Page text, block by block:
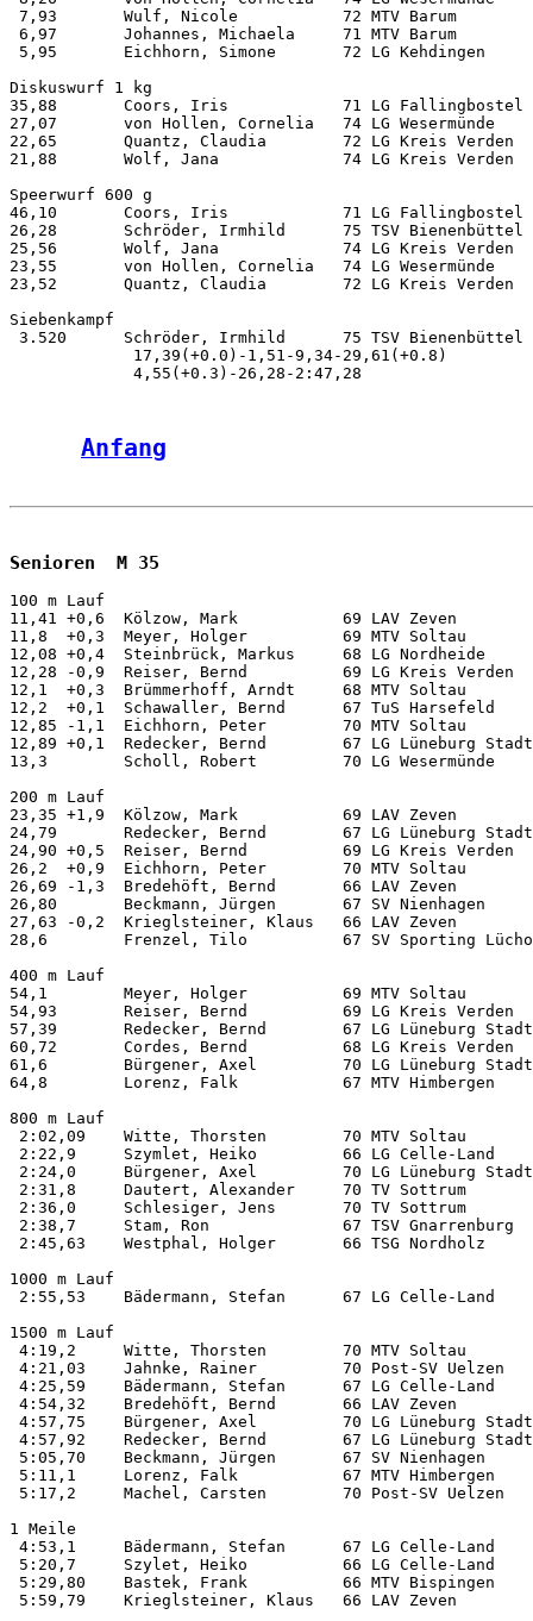
7,93       Wulf, Nicole           72 MTV Barum
6,97       Johannes, Michaela     71 MTV Barum
5,95       Eichhorn, Simone       72 LG
Diskuswurf 1 kg
35,88       Coors, Iris            71 LG
27,07       von Hollen, Cornelia   74 LG
22,65       Quantz, Claudia        72 LG Kreis
21,88       Wolf, Jana             74 LG Kreis Verden
Speerwurf 600 g
46,10       Coors, Iris            71 LG
26,28       Schröder, Irmhild      75 TSV
25,56       Wolf, Jana             74 LG Kreis
23,55       von Hollen, Cornelia   74 LG
23,52       Quantz, Claudia        72 LG Kreis
Siebenkampf
3.520      Schröder, Irmhild      75 TSV
17,39(+0.0)-1,51-9,34-29,61(+0.8)
Anfang
Senioren  M 35
100 m Lauf          
11,41 +0,6  Kölzow, Mark           69 LAV Zeven              Schweinfurt        09.07.
11,8  +0,3  Meyer, Holger          69 MTV Soltau             Soltau             03.09.
12,08 +0,4  Steinbrück, Markus     68 LG Nordheide           Soltau             17.09.
12,28 -0,9  Reiser, Bernd          69 LG Kreis Verden        Langen             28.08.
12,1  +0,3  Brümmerhoff, Arndt     68 MTV Soltau             Soltau             03.09.
12,2  +0,1  Schawaller, Bernd      67 TuS Harsefeld          Harsefeld          19.06.
12,85 -1,1  Eichhorn, Peter        70 MTV Soltau             Celle              26.06.
12,89 +0,1  Redecker, Bernd        67 LG Lüneburg Stadt-Land Winsen/Luhe        03.09.
13,3        Scholl, Robert         70 LG Wesermünde          Stinstedt          21.08.

200 m Lauf          
23,35 +1,9  Kölzow, Mark           69 LAV Zeven              Schweinfurt        10.07.
24,79       Redecker, Bernd        67 LG Lüneburg Stadt-Land Hofgeismar         18.06.
24,90 +0,5  Reiser, Bernd          69 LG Kreis Verden        Langen             28.08.
26,2  +0,9  Eichhorn, Peter        70 MTV Soltau             Soltau             11.06.
26,69 -1,3  Bredehöft, Bernd       66 LAV Zeven              Osnabrück          18.09.
26,80       Beckmann, Jürgen       67 SV Nienhagen           Nienhagen          20.08.
27,63 -0,2  Krieglsteiner, Klaus   66 LAV Zeven              Osnabrück          18.09.
28,6        Frenzel, Tilo          67 SV Sporting Lüchow     Dannenberg         25.05.

400 m Lauf          
54,1        Meyer, Holger          69 MTV Soltau             Soltau             03.09.
54,93       Reiser, Bernd          69 LG Kreis Verden        Langen             28.08.
57,39       Redecker, Bernd        67 LG Lüneburg Stadt-Land Winsen/Luhe        03.09.
60,72       Cordes, Bernd          68 LG Kreis Verden        Verden             27.08.
61,6        Bürgener, Axel         70 LG Lüneburg Stadt-Land Hohnstorf          23.09.
64,8        Lorenz, Falk           67 MTV Himbergen          Suderburg          28.08.

800 m Lauf          
 2:02,09    Witte, Thorsten        70 MTV Soltau             Wunstorf           05.06.
 2:22,9     Szymlet, Heiko         66 LG Celle-Land          Unterlüß           20.05.
 2:24,0     Bürgener, Axel         70 LG Lüneburg Stadt-Land HH-Neugraben       01.09.
 2:31,8     Dautert, Alexander     70 TV Sottrum             Sottrum            14.07.
 2:36,0     Schlesiger, Jens       70 TV Sottrum             Sottrum            14.07.
 2:38,7     Stam, Ron              67 TSV Gnarrenburg        Oerrel             20.05.
 2:45,63    Westphal, Holger       66 TSG Nordholz           Nordholz           27.08.

1000 m Lauf         
 2:55,53    Bädermann, Stefan      67 LG Celle-Land          Garbsen            23.07.

1500 m Lauf         
 4:19,2     Witte, Thorsten        70 MTV Soltau             Soltau             03.09.
 4:21,03    Jahnke, Rainer         70 Post-SV Uelzen         Celle              26.06.
 4:25,59    Bädermann, Stefan      67 LG Celle-Land          Celle              26.06.
 4:54,32    Bredehöft, Bernd       66 LAV Zeven              Osnabrück          18.09.
 4:57,75    Bürgener, Axel         70 LG Lüneburg Stadt-Land Zeven              14.05.
 4:57,92    Redecker, Bernd        67 LG Lüneburg Stadt-Land Hofgeismar         18.06.
 5:05,70    Beckmann, Jürgen       67 SV Nienhagen           Nienhagen          20.08.
 5:11,1     Lorenz, Falk           67 MTV Himbergen          Suderburg          28.08.
 5:17,2     Machel, Carsten        70 Post-SV Uelzen         Suderburg          01.05.

1 Meile             
 4:53,1     Bädermann, Stefan      67 LG Celle-Land          Sottrum            15.06.
 5:20,7     Szylet, Heiko          66 LG Celle-Land          Sottrum            15.06.
 5:29,80    Bastek, Frank          66 MTV Bispingen          Soltau             08.06.
 5:59,79    Krieglsteiner, Klaus   66 LAV Zeven              Zeven              11.04.

3000 m Lauf         
 8:55,71    Schröter, Ingo         67 Post-SV Buxtehude      Stade              05.05.
 9:31,67    Bädermann, Stefan      67 LG Celle-Land          Wunstorf           05.06.
 9:39,7     Klages, Detlef         66 MTV Müden/Örtze        Unterlüß           20.05.
 9:45,0     Jahnke, Rainer         70 MTV Barum              Suderburg          07.09.
10:20,0     Bürgener, Axel         70 LG Lüneburg Stadt-Land Winsen/Luhe        17.08.
10:23,3     Schwiemann,            70 TSV Otterndorf         Bremervörde        01.07.
10:31,8     Orton, Robert          68 LG Celle-Land          Unterlüß           20.05.
10:40,5     Kruckenberg, Torsten   66 MTV Bad Bevensen       Suderburg          07.09.
10:41,1     Machel, Carsten        70 Post-SV Uelzen         Suderburg          07.09.
10:54,5     Lorenz, Falk           67 MTV Himbergen          Suderburg          07.09.

5000 m Lauf         
16:18,9     Bädermann, Stefan      67 LG Celle-Land          Suderburg          15.09.
16:38,9     Jahnke, Rainer         70 MTV Barum              Suderburg          15.09.
16:40,6     Bülow, Mark            69 TSV Eintracht Hittfeld Sulingen           24.04.
16:54,42    Klages, Detlef         66 MTV Müden/Örtze        Celle              26.06.
18:16,7     Paschilke, Alan        70 Stader SV              Drochtersen        13.05.
18:18,3     Reckewell, Jörg        68 MTV Dannenberg         Lüchow             29.04.
18:19,5     Bürgener, Axel         70 LG Lüneburg Stadt-Land Suderburg          15.09.
18:20,3     Kruckberg, Torsten     66 MTV Bad Bevensen       Suderburg          15.09.
18:47,7     Frenzel, Dr.Tilo       67 SV Sporting Lüchow     Suderburg          15.09.
19:23,4     Lorenz, Falk           67 MTV Himbergen          Suderburg          15.09.

10.000 m Lauf       
33:08,2     Schröter, Ingo         67 Post-SV Buxtehude      Buxtehude          18.08.
33:34,4     Bädermann, Stefan      67 LG Celle-Land          Unterlüß           05.10.
37:23,1     Schwiemann, Mario      70 TSV Otterndorf         Bremervörde        01.07.
38:07,2     Reckewell, Jörg        68 MTV Dannenberg         Lüchow             01.10.
38:26,6     Bürgener, Axel         70 LG Lüneburg Stadt-Land Unterlüß           05.10.
39:50,9     Dautert, Alexander     70 TV Sottrum             Sottrum            13.09.
39:50,9     Frenzel, Tilo          67 SV Sporting Lüchow     Lüchow             01.10.
41:09,7     Dieckmann, Heiko       70 TSV Otterndorf         Bremervörde        01.07.
42:10,8     Lorenz, Falk           67 MTV Himbergen          Suderburg          23.09.
43:57,6     Patzwald, Thomas       68 TV Sottrum             Sottrum            13.09.

1 Stunde Lauf       
17.480      Schröter, Ingo         67 Post-SV Buxtehude      Buxtehude          10.04.
15.757      Reckewell, Jörg        68 MTV Dannenberg         Lüchow             01.10.
14.921      Frenzel, Tilo          67 SV Sporting Lüchow     Lüchow             01.10.
13.328      Höper, Detlef          66 TuS Harsefeld          Buxtehude          10.04.

10 km Lauf          
  32:33     Schröter, Ingo         67 Post-SV Buxtehude      Otterndorf         20.03.
  32:48     Bädermann, Stefan      67 LG Celle-Land          Otterndorf         20.03.
  35:38     Schwiemann, Mario      70 TSV Otterndorf         Otterndorf         11.09.
  37:11     Reckewell, Jörg        68 MTV Dannenberg         Lüchow             19.08.
  37:16     Ziegenfuß, Ralf        66 MTV Bad Bevensen       Lüchow             12.06.
  37:35     Beyersdorff, Martin    68 LG Celle-Land          Otterndorf         20.03.
  37:53     Machel, Carsten        70 Post-SV Uelzen         Hamburg            14.09.
  38:10     Kruckenberg, Torsten   66 MTV Bad Bevensen       Liepe              16.10.
  38:34     Löhden, Ralf           70 SVE Hepstedt/Breddorf  Bokel              27.08.
  39:15     Dieckmann, Heiko       70 TSV Otterndorf         Wanna              16.07.

Halbmarathonlauf    
 1:12:02    Schröter, Ingo         67 Post-SV Buxtehude      Berlin             03.04.
 1:14:37    Bädermann, Stefan      67 LG Celle-Land          Berlin             03.04.
 1:21:02    Reckwell, Jörg         68 MTV Dannenberg         Bad Bevensen       08.05.
 1:23:20    Schwiemann, Mario      70 TSV Otterndorf         Nordholz           19.06.
 1:24:00    Ziegenfuß, Ralf        66 MTV Bad Bevensen       Liepe              16.10.
 1:24:23    Sumfleth, Markus       70 TSV Eintracht Hittfeld HH-Neugraben       03.04.
 1:26:43    Schenk, Holger         69 MTV Himbergen          Liepe              16.10.
 1:28:01    Bastek, Frank          66 MTV Bispingen          Meine              08.06.
 1:28:20    Kruckenberg, Torsten   66 MTV Bad Bevensen       Wustrow            02.04.
 1:28:34    Redenz, Carsten        67 LG Nordheide           HH-Neugraben       03.04.

Marathonlauf        
 2:50:09    Reckewell, Jörg        68 MTV Dannenberg         Liepe              16.10.
 2:58:24    Sumfleth, Markus       70 TSV Eintracht Hittfeld Hamburg            24.04.
 2:59:43    Oevermann, Hansjörg    69 MTV Müden/Örtze        Hamburg            24.04.
 3:01:58    Redenz, Carsten        67 LG Nordheide           Hamburg            24.04.
 3:04:30    Beyersdorff, Martin    68 LG Celle-Land          Hamburg            24.04.
 3:04:56    Redenz, Volker         68 TSC Winsen/Luhe        Hamburg            24.04.
 3:08:25    Dann, Matthias         69 TSV Wietzendorf        Hamburg            24.04.
 3:08:49    Rossmanith, Thomas     70 LG Lüneburg Stadt-Land Hamburg            24.04.
 3:08:50    Albrecht, Andreas      67 SG Amelinghausen       Hamburg            24.04.
 3:29:27    Schenk, Holger         69 MTV Himbergen          Berlin             25.09.

110 m Hürden 1.067m
18,17 -2,0  Neuhaus, Frank         66 SG Osterholzer LA      Langen             28.08.
18,36 +0,4  Redecker, Bernd        67 LG Lüneburg Stadt-Land Winsen/Luhe        04.09.
20,59 +0,0  Cordes, Bernd          68 LG Kreis Verden        Verden             28.08.

400 m Hürden 0